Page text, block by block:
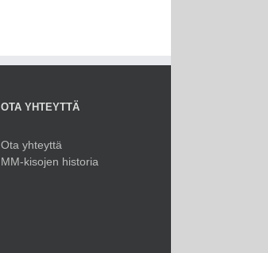
OTA YHTEYTTÄ
Ota yhteyttä
MM-kisojen historia